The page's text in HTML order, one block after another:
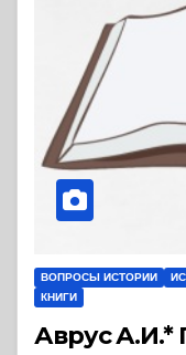
ВОПРОСЫ ИСТОРИИ
КНИГИ
Аврус А.И.*